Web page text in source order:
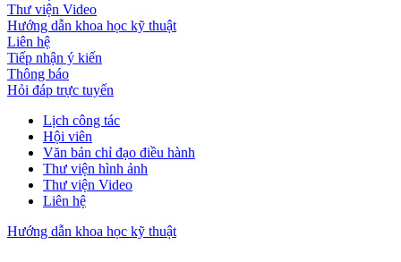
Thư viện Video
Hướng dẫn khoa học kỹ thuật
Liên hệ
Tiếp nhận ý kiến
Thông báo
Hỏi đáp trực tuyến
Lịch công tác
Hội viên
Văn bản chỉ đạo điều hành
Thư viện hình ảnh
Thư viện Video
Liên hệ
Hướng dẫn khoa học kỹ thuật